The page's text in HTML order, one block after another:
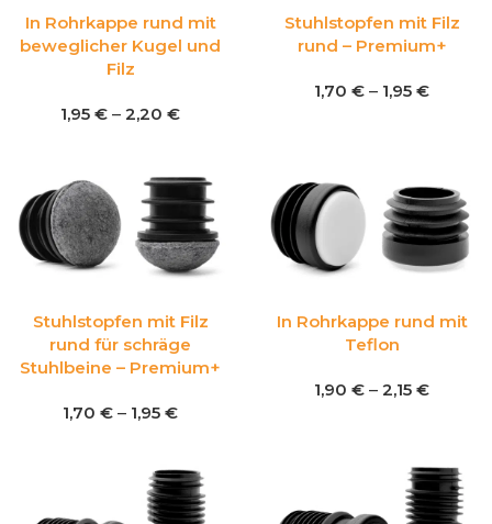
In Rohrkappe rund mit
beweglicher Kugel und
Filz
1,95 € – 2,20 €
Stuhlstopfen mit Filz
rund – Premium+
1,70 € – 1,95 €
Stuhlstopfen mit Filz
rund für schräge
Stuhlbeine – Premium+
1,70 € – 1,95 €
In Rohrkappe rund mit
Teflon
1,90 € – 2,15 €